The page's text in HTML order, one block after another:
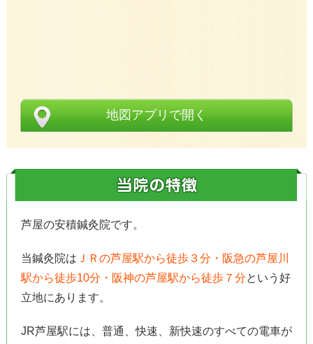
地図アプリで開く
芦屋の安積鍼灸院です。
当鍼灸院は ＪＲの芦屋駅から徒歩３分・阪急の芦屋川
駅から徒歩10分・阪神の芦屋駅から徒歩７分という好
立地にあります。
JR芦屋駅には、普通、快速、新快速のすべての電車が